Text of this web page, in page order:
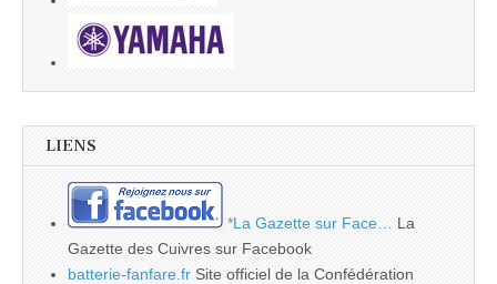
LIENS
*La Gazette sur Face…
La
Gazette des Cuivres sur Facebook
batterie-fanfare.fr Site officiel de la Confédération